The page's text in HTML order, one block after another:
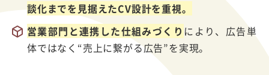
談化までを見据えたCV設計を重視。
営業部門と連携した仕組みづくり により、広告単
体ではなく“売上に繋がる広告”を実現。